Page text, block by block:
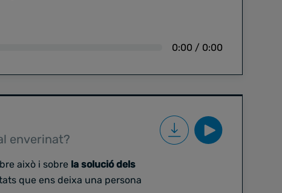
0:00 / 0:00
enverinat?
això i sobre la solució dels
que ens deixa una persona